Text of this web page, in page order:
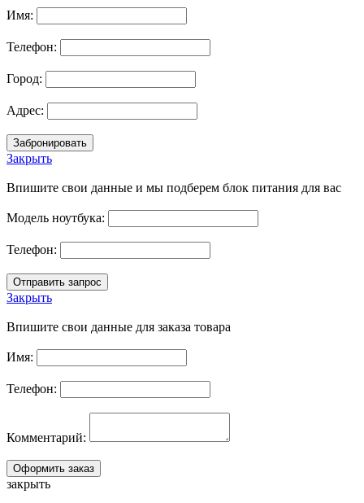
Имя:
Телефон:
Город:
Адрес:
Закрыть
Впишите свои данные и мы подберем блок питания для вас
Модель ноутбука:
Телефон:
Закрыть
Впишите свои данные для заказа товара
Имя:
Телефон:
Комментарий:
закрыть